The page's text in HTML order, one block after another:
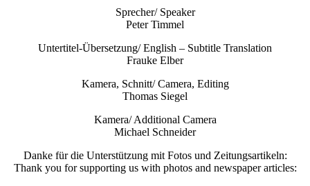
Sprecher/ Speaker
Peter Timmel
Untertitel-Übersetzung/ English – Subtitle Translation
Frauke Elber
Kamera, Schnitt/ Camera, Editing
Thomas Siegel
Kamera/ Additional Camera
Michael Schneider
Danke für die Unterstützung mit Fotos und Zeitungsartikeln:
Thank you for supporting us with photos and newspaper articles: